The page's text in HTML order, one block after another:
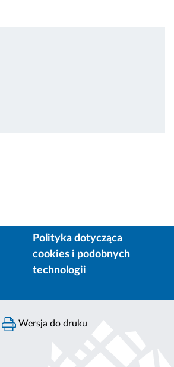
Polityka dotycząca
cookies i podobnych
technologii
Wersja do druku